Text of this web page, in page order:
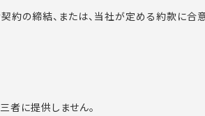
の締結、または、当社が定める約款に
者に提供しません。